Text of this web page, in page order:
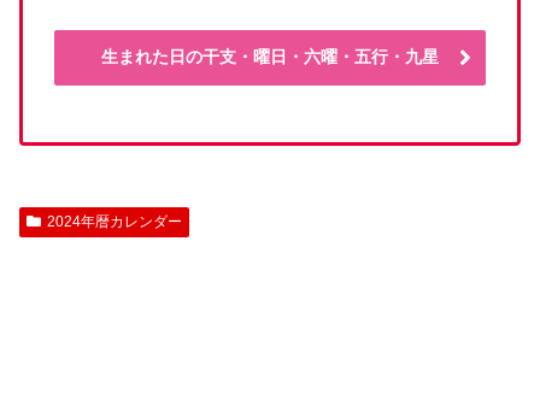
生まれた日の干支・曜日・六曜・五行・九星
2024年暦カレンダー